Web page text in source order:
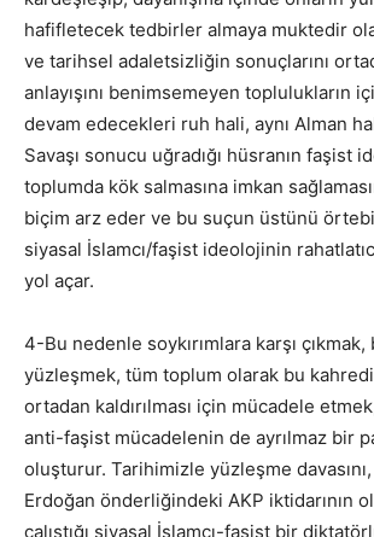
hafifletecek tedbirler almaya muktedir
ve tarihsel adaletsizliğin sonuçlarını
anlayışını benimsemeyen toplulukların
devam edecekleri ruh hali, aynı Alman
Savaşı sonucu uğradığı hüsranın faşist
toplumda kök salmasına imkan
biçim arz eder ve bu suçun üstünü
siyasal İslamcı/faşist ideolojinin
yol açar.
4-Bu nedenle soykırımlara karşı
yüzleşmek, tüm toplum olarak bu
ortadan kaldırılması için mücadele
anti-faşist mücadelenin de ayrılmaz bir
oluşturur. Tarihimizle yüzleşme
Erdoğan önderliğindeki AKP iktidarının
çalıştığı siyasal İslamcı-faşist bir